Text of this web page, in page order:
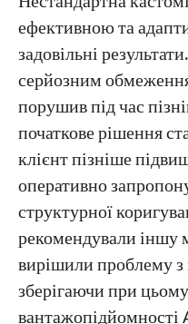
ефективною та
задовільні
серйозним
порушив під час
початкове рішення
клієнт пізніше
оперативно
структурної
рекомендували іншу
вирішили проблему
зберігаючи при